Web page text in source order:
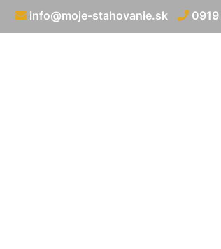
info@moje-stahovanie.sk